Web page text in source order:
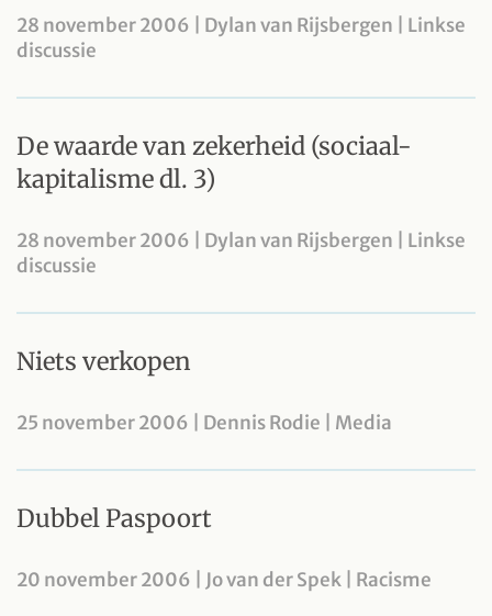
28 november 2006 | Dylan van Rijsbergen | Linkse
discussie
De waarde van zekerheid (sociaal-
kapitalisme dl. 3)
28 november 2006 | Dylan van Rijsbergen | Linkse
discussie
Niets verkopen
25 november 2006 | Dennis Rodie | Media
Dubbel Paspoort
20 november 2006 | Jo van der Spek | Racisme